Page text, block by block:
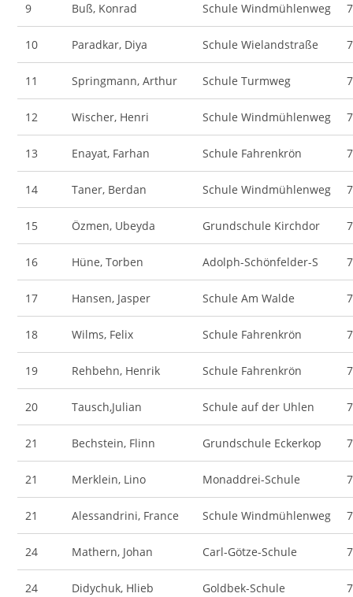
9 Buß, Konrad Schule Windmühlenweg 7
10 Paradkar, Diya Schule Wielandstraße 7
11 Springmann, Arthur Schule Turmweg 7
12 Wischer, Henri Schule Windmühlenweg 7
13 Enayat, Farhan Schule Fahrenkrön 7
14 Taner, Berdan Schule Windmühlenweg 7
15 Özmen, Ubeyda Grundschule Kirchdor 7
16 Hüne, Torben Adolph-Schönfelder-S 7
17 Hansen, Jasper Schule Am Walde 7
18 Wilms, Felix Schule Fahrenkrön 7
19 Rehbehn, Henrik Schule Fahrenkrön 7
20 Tausch,Julian Schule auf der Uhlen 7
21 Bechstein, Flinn Grundschule Eckerkop 7
21 Merklein, Lino Monaddrei-Schule 7
21 Alessandrini, France Schule Windmühlenweg 7
24 Mathern, Johan Carl-Götze-Schule 7
24 Didychuk, Hlieb Goldbek-Schule 7